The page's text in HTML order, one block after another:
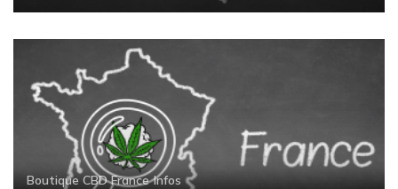
Boutique CBD France Infos